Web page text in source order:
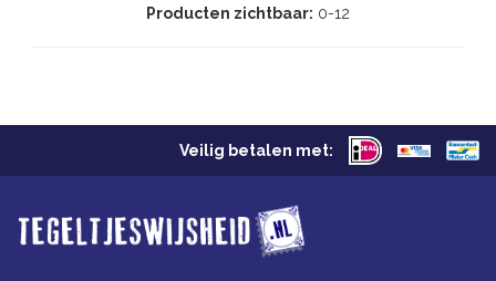
Producten zichtbaar: 0-12
Veilig betalen met: